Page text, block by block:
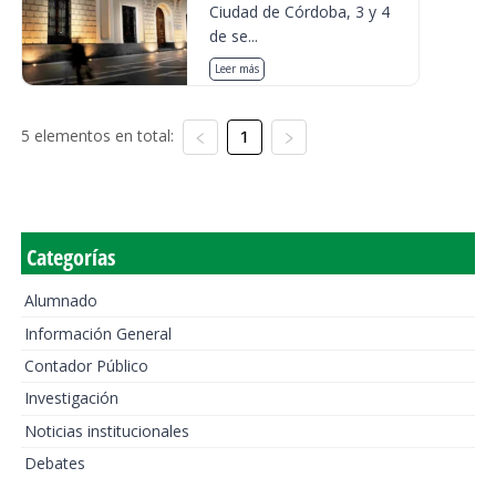
Ciudad de Córdoba, 3 y 4
de se...
Leer más
5 elementos en total: 1
Categorías
Alumnado
Información General
Contador Público
Investigación
Noticias institucionales
Debates